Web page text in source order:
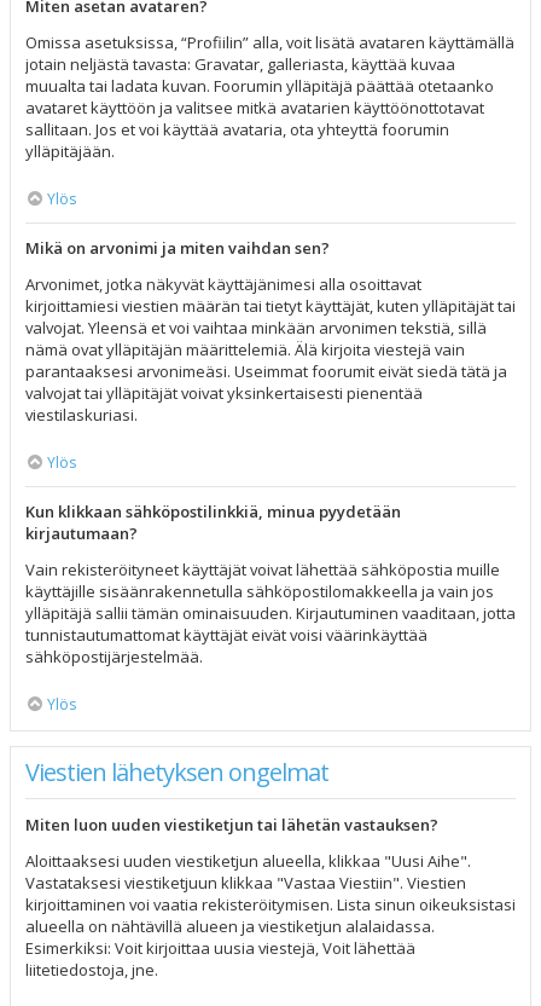
Miten asetan avataren?
Omissa asetuksissa, “Profiilin” alla, voit lisätä avataren käyttämällä
jotain neljästä tavasta: Gravatar, galleriasta, käyttää kuvaa
muualta tai ladata kuvan. Foorumin ylläpitäjä päättää otetaanko
avataret käyttöön ja valitsee mitkä avatarien käyttöönottotavat
sallitaan. Jos et voi käyttää avataria, ota yhteyttä foorumin
ylläpitäjään.
Ylös
Mikä on arvonimi ja miten vaihdan sen?
Arvonimet, jotka näkyvät käyttäjänimesi alla osoittavat
kirjoittamiesi viestien määrän tai tietyt käyttäjät, kuten ylläpitäjät tai
valvojat. Yleensä et voi vaihtaa minkään arvonimen tekstiä, sillä
nämä ovat ylläpitäjän määrittelemiä. Älä kirjoita viestejä vain
parantaaksesi arvonimeäsi. Useimmat foorumit eivät siedä tätä ja
valvojat tai ylläpitäjät voivat yksinkertaisesti pienentää
viestilaskuriasi.
Ylös
Kun klikkaan sähköpostilinkkiä, minua pyydetään
kirjautumaan?
Vain rekisteröityneet käyttäjät voivat lähettää sähköpostia muille
käyttäjille sisäänrakennetulla sähköpostilomakkeella ja vain jos
ylläpitäjä sallii tämän ominaisuuden. Kirjautuminen vaaditaan, jotta
tunnistautumattomat käyttäjät eivät voisi väärinkäyttää
sähköpostijärjestelmää.
Ylös
Viestien lähetyksen ongelmat
Miten luon uuden viestiketjun tai lähetän vastauksen?
Aloittaaksesi uuden viestiketjun alueella, klikkaa "Uusi Aihe".
Vastataksesi viestiketjuun klikkaa "Vastaa Viestiin". Viestien
kirjoittaminen voi vaatia rekisteröitymisen. Lista sinun oikeuksistasi
alueella on nähtävillä alueen ja viestiketjun alalaidassa.
Esimerkiksi: Voit kirjoittaa uusia viestejä, Voit lähettää
liitetiedostoja, jne.